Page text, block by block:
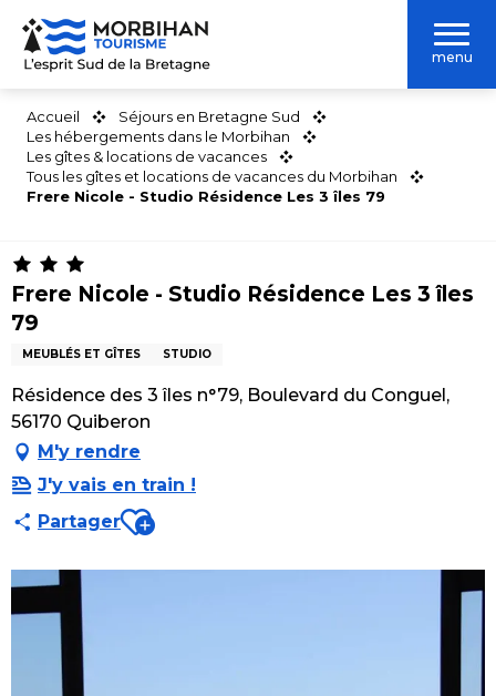
Aller
contenu
menu
Accueil
Séjours en Bretagne Sud
Les hébergements dans le Morbihan
Les gîtes & locations de vacances
Tous les gîtes et locations de vacances du Morbihan
Frere Nicole - Studio Résidence Les 3 îles 79
Frere Nicole - Studio Résidence Les 3 îles
79
MEUBLÉS ET GÎTES STUDIO
Résidence des 3 îles n°79, Boulevard du Conguel,
56170 Quiberon
M'y rendre
J'y vais en train !
PartagerAjouter aux favoris